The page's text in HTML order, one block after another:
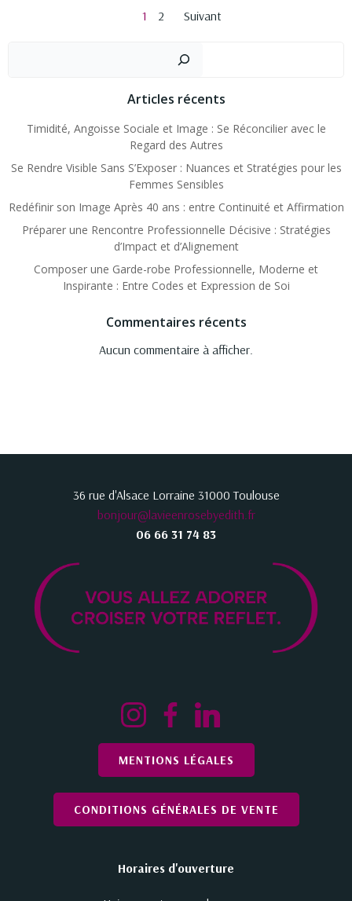
Posts
navigation
Page
1 Page
2
Posts
navigation
Suivant
Articles récents
Timidité, Angoisse Sociale et Image : Se Réconcilier avec le
Regard des Autres
Se Rendre Visible Sans S’Exposer : Nuances et Stratégies pour les
Femmes Sensibles
Redéfinir son Image Après 40 ans : entre Continuité et Affirmation
Préparer une Rencontre Professionnelle Décisive : Stratégies
d’Impact et d’Alignement
Composer une Garde-robe Professionnelle, Moderne et
Inspirante : Entre Codes et Expression de Soi
Commentaires récents
Aucun commentaire à afficher.
36 rue d'Alsace Lorraine 31000 Toulouse
bonjour@lavieenrosebyedith.fr
06 66 31 74 83
MENTIONS LÉGALES
CONDITIONS GÉNÉRALES DE VENTE
Horaires d'ouverture